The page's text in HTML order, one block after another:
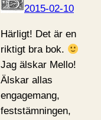
2015-02-10
Härligt! Det är en
riktigt bra bok.
Jag älskar Mello!
Älskar allas
engagemang,
feststämningen,